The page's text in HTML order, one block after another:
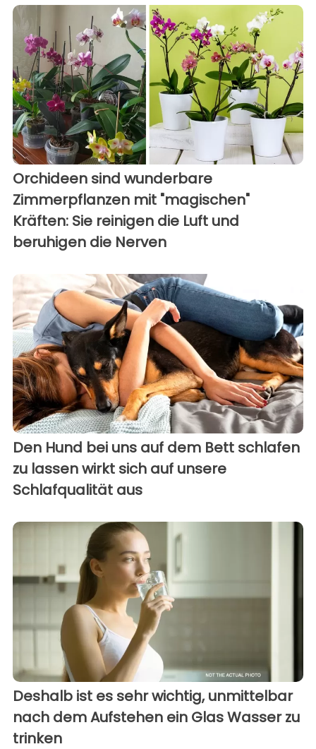
Orchideen sind wunderbare
Zimmerpflanzen mit "magischen"
Kräften: Sie reinigen die Luft und
beruhigen die Nerven
Den Hund bei uns auf dem Bett schlafen
zu lassen wirkt sich auf unsere
Schlafqualität aus
Deshalb ist es sehr wichtig, unmittelbar
nach dem Aufstehen ein Glas Wasser zu
trinken